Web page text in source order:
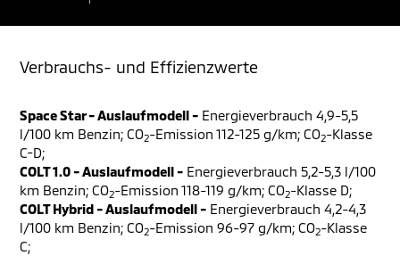
Verbrauchs- und Effizienzwerte
Space Star - Auslaufmodell - Energieverbrauch 4,9-5,5
l/100 km Benzin; CO2-Emission 112-125 g/km; CO2-Klasse
C-D;
COLT 1.0 - Auslaufmodell - Energieverbrauch 5,2-5,3 l/100
km Benzin; CO2-Emission 118-119 g/km; CO2-Klasse D;
COLT Hybrid - Auslaufmodell - Energieverbrauch 4,2-4,3
l/100 km Benzin; CO2-Emission 96-97 g/km; CO2-Klasse
C;